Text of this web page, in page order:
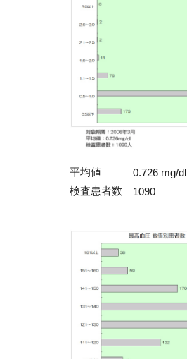
平均値
0.726 mg/dl
検査患者数
1090